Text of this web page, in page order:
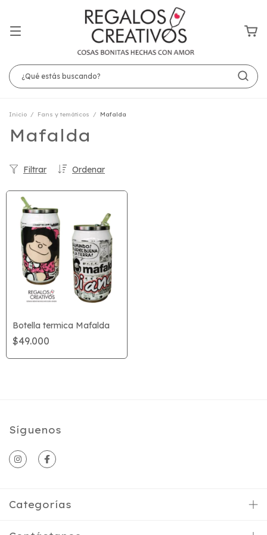
Inicio / Fans y temáticos / Mafalda
Mafalda
Ordenar
Filtrar
Botella termica Mafalda
$49.000
Síguenos
Categorías